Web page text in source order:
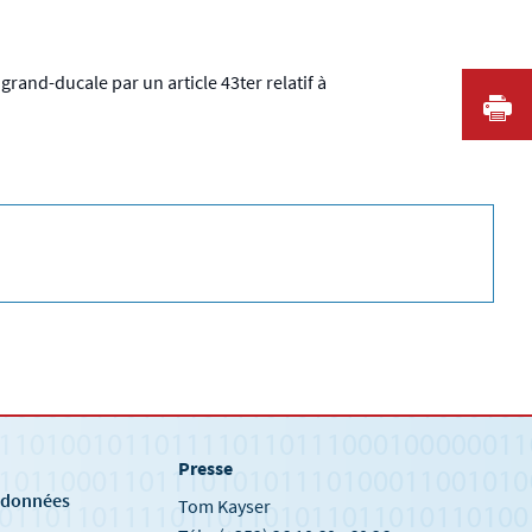
ducale par un article 43ter relatif à
Presse
Tom Kayser